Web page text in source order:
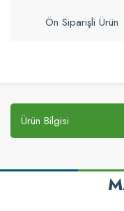
Ön Siparişli Ürün
Ürün Bilgisi